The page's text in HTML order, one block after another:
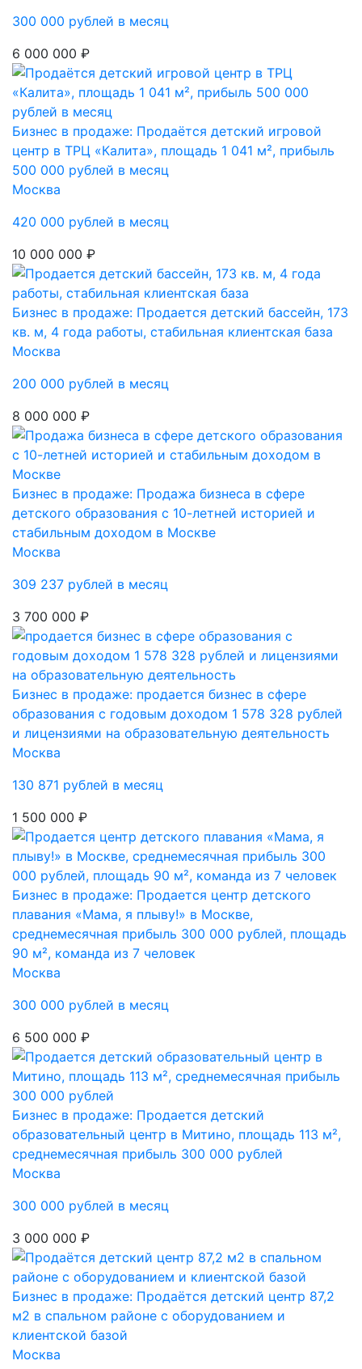
300 000 рублей в месяц
6 000 000 ₽
Бизнес в продаже: Продаётся детский игровой
центр в ТРЦ «Калита», площадь 1 041 м², прибыль
500 000 рублей в месяц
Москва
420 000 рублей в месяц
10 000 000 ₽
Бизнес в продаже: Продается детский бассейн, 173
кв. м, 4 года работы, стабильная клиентская база
Москва
200 000 рублей в месяц
8 000 000 ₽
Бизнес в продаже: Продажа бизнеса в сфере
детского образования с 10-летней историей и
стабильным доходом в Москве
Москва
309 237 рублей в месяц
3 700 000 ₽
Бизнес в продаже: продается бизнес в сфере
образования с годовым доходом 1 578 328 рублей
и лицензиями на образовательную деятельность
Москва
130 871 рублей в месяц
1 500 000 ₽
Бизнес в продаже: Продается центр детского
плавания «Мама, я плыву!» в Москве,
среднемесячная прибыль 300 000 рублей, площадь
90 м², команда из 7 человек
Москва
300 000 рублей в месяц
6 500 000 ₽
Бизнес в продаже: Продается детский
образовательный центр в Митино, площадь 113 м²,
среднемесячная прибыль 300 000 рублей
Москва
300 000 рублей в месяц
3 000 000 ₽
Бизнес в продаже: Продаётся детский центр 87,2
м2 в спальном районе с оборудованием и
клиентской базой
Москва